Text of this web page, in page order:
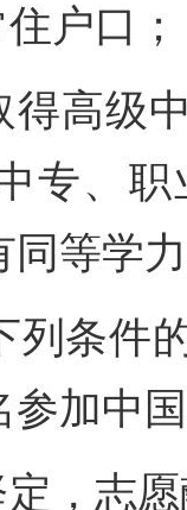
户口；
高级中
专、
同等学
条件的
参加中
志愿